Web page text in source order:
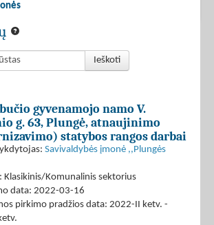
Ieškoti
gyvenamojo namo V.
g. 63, Plungė, atnaujinimo
statybos rangos darbai
Savivaldybės įmonė ,,Plungės
Klasikinis/Komunalinis sektorius
data: 2022-03-16
pirkimo pradžios data: 2022-II ketv. -